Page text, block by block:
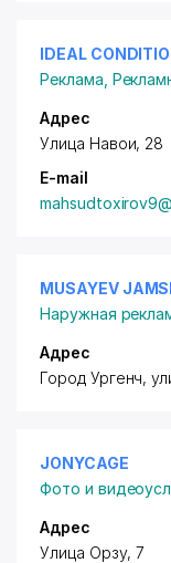
IDEAL
Реклама
Адрес
Улица Навои, 28
E-mail
MUSAYEV
Наружная
Адрес
Город Ургенч,
JONYCAGE
Фото и
Адрес
Улица Орзу, 7